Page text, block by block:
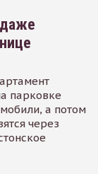
парковке
а потом
через